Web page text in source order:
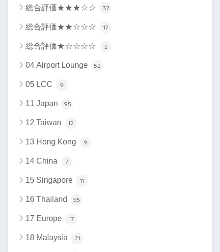
総合評価★★★☆☆ 37
総合評価★★☆☆☆ 17
総合評価★☆☆☆☆ 2
04 Airport Lounge 52
05 LCC 9
11 Japan 95
12 Taiwan 12
13 Hong Kong 9
14 China 7
15 Singapore 11
16 Thailand 55
17 Europe 17
18 Malaysia 21